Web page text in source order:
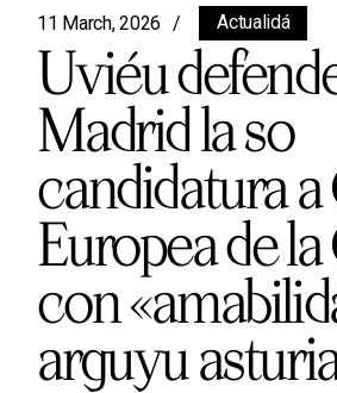
11 March, 2026 Actualidá
Uviéu
Madrid la so
candidatura
Europea de
con
arguyu